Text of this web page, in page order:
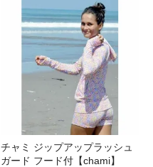
チャミ ジップアップラッシュ
ガード フード付【chami】